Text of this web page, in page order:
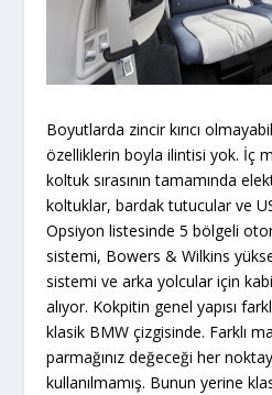
Boyutlarda zincir kırıcı
özelliklerin boyla ilintisi yok. İç
koltuk sırasının tamamında
koltuklar, bardak tutucular ve
Opsiyon listesinde 5 bölgeli
sistemi, Bowers & Wilkins
sistemi ve arka yolcular için
alıyor. Kokpitin genel yapısı
klasik BMW çizgisinde. Farklı
parmağınız değeceği her
kullanılmamış. Bunun yerine